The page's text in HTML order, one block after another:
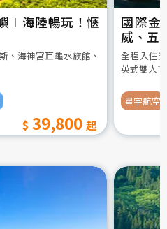
∣海陸暢玩！愜
、海神宮巨龜水族館、
39,800
國際金
威、五
全程入住
英式雙人
星宇航空